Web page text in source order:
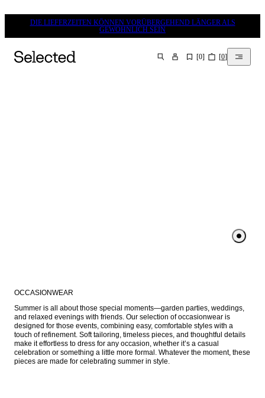
DIE LIEFERZEITEN KÖNNEN VORÜBERGEHEND LÄNGER ALS
GEWÖHNLICH SEIN
SUCHEN [0] [0]
OCCASIONWEAR
Summer is all about those special moments—garden parties, weddings,
and relaxed evenings with friends. Our selection of occasionwear is
designed for those events, combining easy, comfortable styles with a
touch of refinement. Soft tailoring, timeless pieces, and thoughtful details
make it effortless to dress for any occasion, whether it’s a casual
celebration or something a little more formal. Whatever the moment, these
pieces are made for celebrating summer in style.